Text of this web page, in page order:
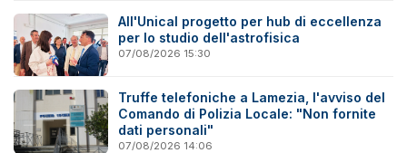
All'Unical progetto per hub di eccellenza
per lo studio dell'astrofisica
07/08/2026 15:30
Truffe telefoniche a Lamezia, l'avviso del
Comando di Polizia Locale: "Non fornite
dati personali"
07/08/2026 14:06